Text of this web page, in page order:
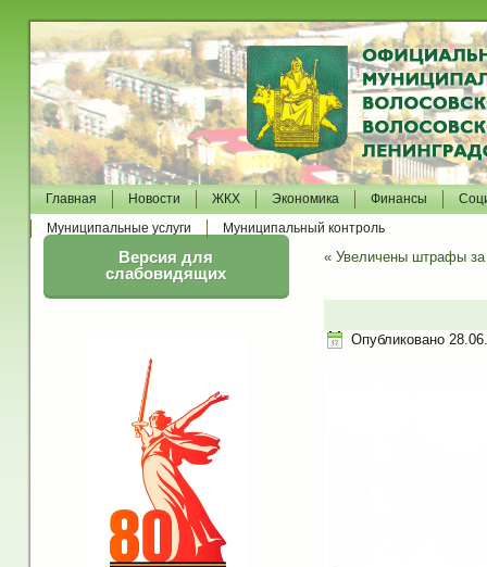
Главная Новости ЖКХ Экономика Финансы
Муниципальные услуги
Муниципальный контроль
Версия для
слабовидящих
« Увеличены штрафы за
Опубликовано